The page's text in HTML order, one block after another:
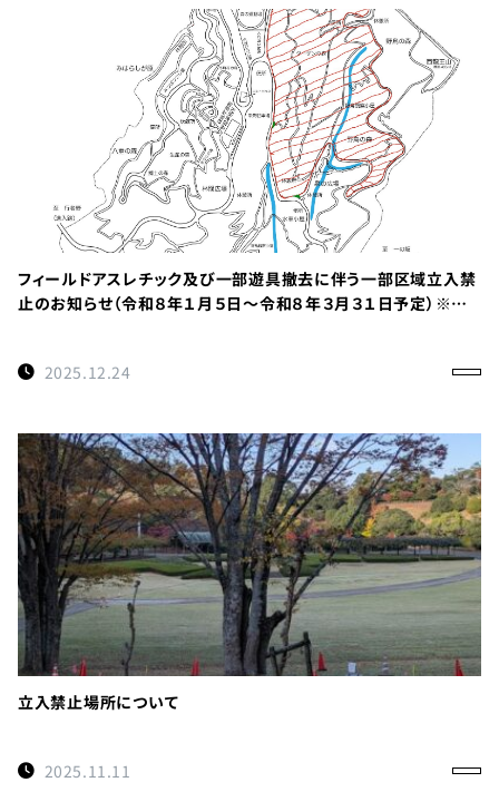
フィールドアスレチック及び一部遊具撤去に伴う一部区域立入禁
止のお知らせ（令和８年１月５日～令和８年３月３１日予定）※重
2025.12.24
立入禁止場所について
2025.11.11